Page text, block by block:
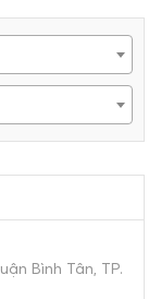
Bình Tân, TP.